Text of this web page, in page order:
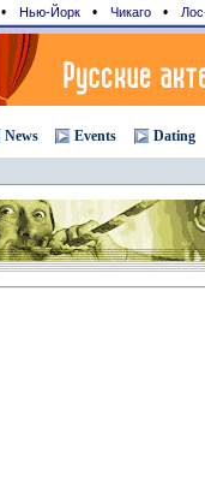
• Нью-Йорк • Чикаго •
News Events Dating